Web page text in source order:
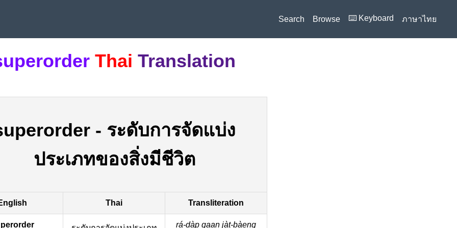
Search Browse ⌨️ Keyboard ภาษาไทย
Thai Translation
- ระดับการจัดแบ่ง
ประเภทของสิ่งมีชีวิต
Thai Transliteration
rá-dàp gaan jàt-bàeng